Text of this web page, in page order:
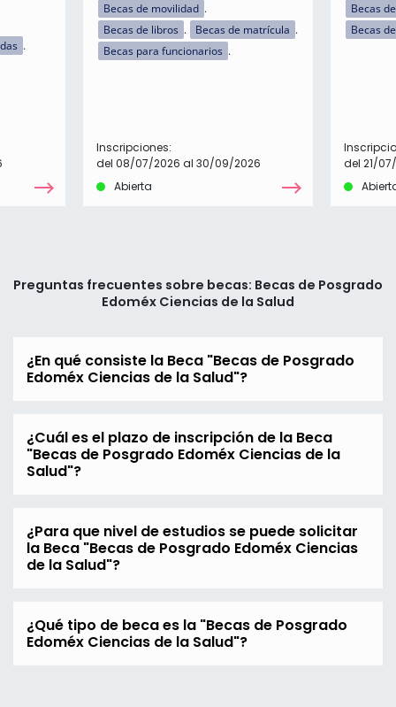
Becas de movilidad
Becas de libros
Becas de matrícula
Becas para funcionarios
Inscripciones:
del 08/07/2026 al 30/09/2026
Abierta
Becas
Becas
del 21/
Preguntas frecuentes sobre becas: Becas de Posgrado
Edoméx Ciencias de la Salud
¿En qué consiste la Beca "Becas de Posgrado
Edoméx Ciencias de la Salud"?
¿Cuál es el plazo de inscripción de la Beca
"Becas de Posgrado Edoméx Ciencias de la
Salud"?
¿Para que nivel de estudios se puede solicitar
la Beca "Becas de Posgrado Edoméx Ciencias
de la Salud"?
¿Qué tipo de beca es la "Becas de Posgrado
Edoméx Ciencias de la Salud"?